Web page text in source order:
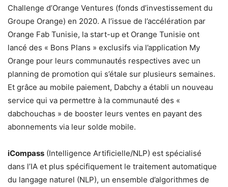
Challenge d’Orange Ventures (fonds d’investissement du
Groupe Orange) en 2020. A l’issue de l’accélération par
Orange Fab Tunisie, la start-up et Orange Tunisie ont
lancé des « Bons Plans » exclusifs via l’application My
Orange pour leurs communautés respectives avec un
planning de promotion qui s’étale sur plusieurs semaines.
Et grâce au mobile paiement, Dabchy a établi un nouveau
service qui va permettre à la communauté des «
dabchouchas » de booster leurs ventes en payant des
abonnements via leur solde mobile.
iCompass (Intelligence Artificielle/NLP) est spécialisé
dans l’IA et plus spécifiquement le traitement automatique
du langage naturel (NLP), un ensemble d’algorithmes de